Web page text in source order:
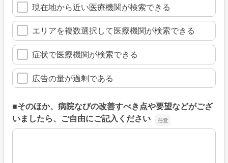
現在地から近い医療機関が検索できる
エリアを複数選択して医療機関が検索できる
症状で医療機関が検索できる
広告の量が過剰である
■そのほか、病院なびの改善すべき点や要望などがござ
いましたら、ご自由にご記入ください
■そのほか、病院なびの改善すべき点や要望などがござい